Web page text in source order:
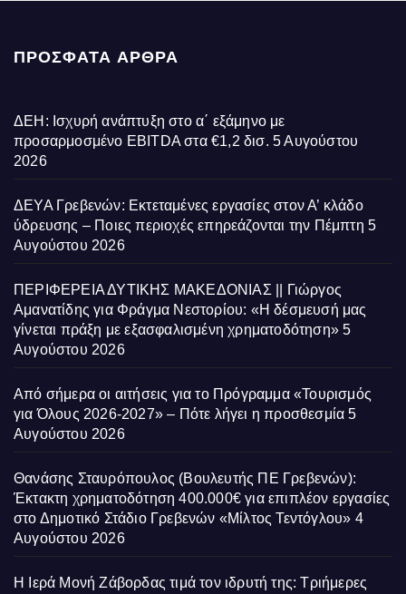
ΠΡΌΣΦΑΤΑ ΆΡΘΡΑ
ΔΕΗ: Ισχυρή ανάπτυξη στο α΄ εξάμηνο με
προσαρμοσμένο EBITDA στα €1,2 δισ. 5 Αυγούστου
2026
ΔΕΥΑ Γρεβενών: Εκτεταμένες εργασίες στον Α’ κλάδο
ύδρευσης – Ποιες περιοχές επηρεάζονται την Πέμπτη 5
Αυγούστου 2026
ΠΕΡΙΦΕΡΕΙΑ ΔΥΤΙΚΗΣ ΜΑΚΕΔΟΝΙΑΣ || Γιώργος
Αμανατίδης για Φράγμα Νεστορίου: «Η δέσμευσή μας
γίνεται πράξη με εξασφαλισμένη χρηματοδότηση» 5
Αυγούστου 2026
Από σήμερα οι αιτήσεις για το Πρόγραμμα «Τουρισμός
για Όλους 2026-2027» – Πότε λήγει η προσθεσμία 5
Αυγούστου 2026
Θανάσης Σταυρόπουλος (Βουλευτής ΠΕ Γρεβενών):
Έκτακτη χρηματοδότηση 400.000€ για επιπλέον εργασίες
στο Δημοτικό Στάδιο Γρεβενών «Μίλτος Τεντόγλου» 4
Αυγούστου 2026
Η Ιερά Μονή Ζάβορδας τιμά τον ιδρυτή της: Τριήμερες